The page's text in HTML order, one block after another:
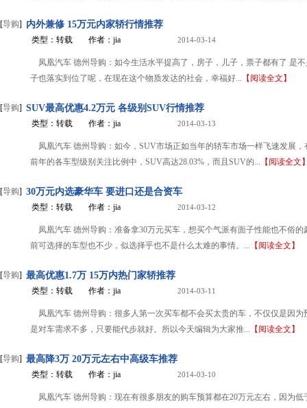
[导购] 内外兼修 15万元内家轿行情推荐
类型：转载 作者：jia 2014-03-14
凤凰汽车 德州导购：如今生活水平提高了，房子，儿子，票子都有了 是
子也落实到位了呢，在现在这个物质发达的社会，幸福好... 【阅读全文】
[导购] SUV最高优惠4.2万元 各级别SUV行情推荐
类型：转载 作者：jia 2014-03-13
凤凰汽车 德州导购：如今，SUV市场正如当年的轿车市场一样飞速发展，
前年的各车型级别关注比例中，SUV高达28.03%，而且SUV的... 【阅读全文
[导购] 30万元内选豪华车 要进口还是合资车
类型：转载 作者：jia 2014-03-12
凤凰汽车 德州导购：准备拿30万元买车，想买个气派有面子性能也不俗的
前可选择的车型也不少，似选择乎也不是什么太难的事情。... 【阅读全文】
[导购] 最高优惠1.7万 15万内热门家轿推荐
类型：转载 作者：jia 2014-03-11
凤凰汽车 德州导购：很多人第一次买车都不会买太贵的车，不仅仅是因为
是对车需求不多，只要能代步就好。所以今天编辑为大家推... 【阅读全文】
[导购] 最高降3万 20万元左右中高级车推荐
类型：转载 作者：jia 2014-03-10
凤凰汽车 德州导购：现在有很多朋友的购车预算都在20万元左右，因为低